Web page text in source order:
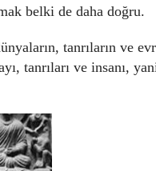
belki de daha doğru.
tanrıların ve
tanrıları ve insanı,